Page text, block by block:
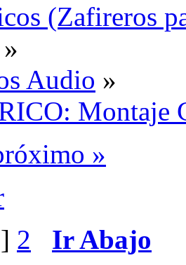
(Zafireros
»
Audio »
Montaje
»
] 2 Ir Abajo